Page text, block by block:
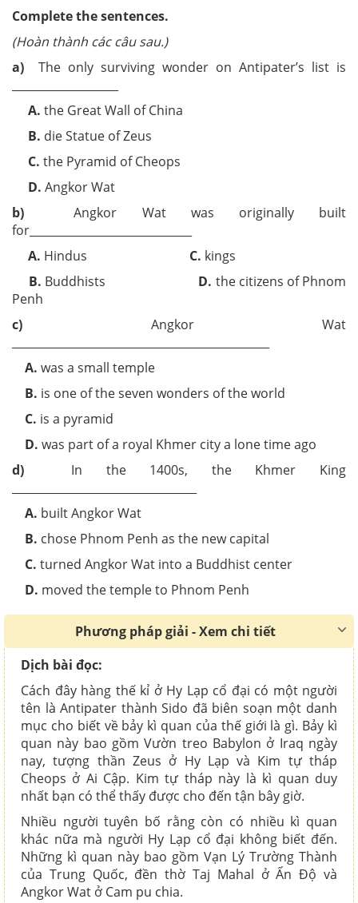
Complete the sentences.
(Hoàn thành các câu sau.)
a) The only surviving wonder on Antipater’s list is
A. the Great Wall of China
B. die Statue of Zeus
C. the Pyramid of Cheops
D. Angkor Wat
b) Angkor Wat was originally built
for_____________________________
A. Hindus C. kings
B. Buddhists D. the citizens of Phnom
Penh
c) Angkor Wat
A. was a small temple
B. is one of the seven wonders of the world
C. is a pyramid
D. was part of a royal Khmer city a lone time ago
d) In the 1400s, the Khmer King
A. built Angkor Wat
B. chose Phnom Penh as the new capital
C. turned Angkor Wat into a Buddhist center
D. moved the temple to Phnom Penh
Phương pháp giải - Xem chi tiết
Dịch bài đọc:
Cách đây hàng thế kỉ ở Hy Lạp cổ đại có một người
tên là Antipater thành Sido đã biên soạn một danh
mục cho biết về bảy kì quan của thế giới là gì. Bảy kì
quan này bao gồm Vườn treo Babylon ở Iraq ngày
nay, tượng thần Zeus ở Hy Lạp và Kim tự tháp
Cheops ở Ai Cập. Kim tự tháp này là kì quan duy
nhất bạn có thể thấy được cho đến tận bây giờ.
Nhiều người tuyên bố rằng còn có nhiều kì quan
khác nữa mà người Hy Lạp cổ đại không biết đến.
Những kì quan này bao gồm Vạn Lý Trường Thành
của Trung Quốc, đền thờ Taj Mahal ở Ấn Độ và
Angkor Wat ở Cam pu chia.